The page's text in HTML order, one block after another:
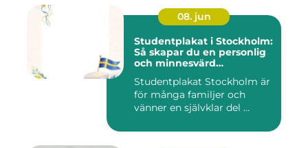
08. jun
Studentplakat i Stockholm:
Så skapar du en personlig
och minnesvärd
Studentplakat Stockholm är
för många familjer och
vänner en självklar del ...